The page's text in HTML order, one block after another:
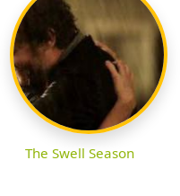
The Swell Season